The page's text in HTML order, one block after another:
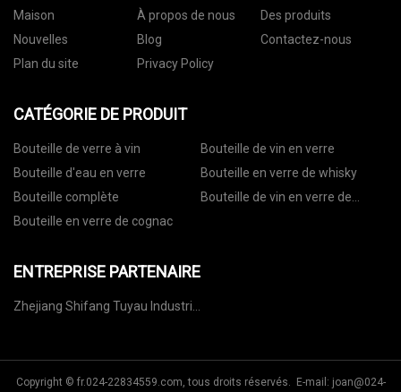
Maison À propos de nous
Des produits
Nouvelles
Blog
Contactez-nous
Plan du site
Privacy Policy
CATÉGORIE DE PRODUIT
Bouteille de verre à vin
Bouteille de vin en verre
Bouteille d'eau en verre
Bouteille en verre de whisky
Bouteille complète
Bouteille de vin en verre de
Bouteille en verre de cognac
ENTREPRISE PARTENAIRE
Zhejiang Shifang Tuyau Industrie
Copyright © fr.024-22834559.com, tous droits réservés. E-mail: joan@024-